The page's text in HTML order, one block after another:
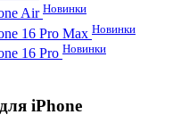
Air Новинки
16 Pro Max Новинки
16 Pro Новинки
iPhone